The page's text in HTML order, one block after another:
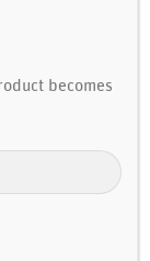
becomes